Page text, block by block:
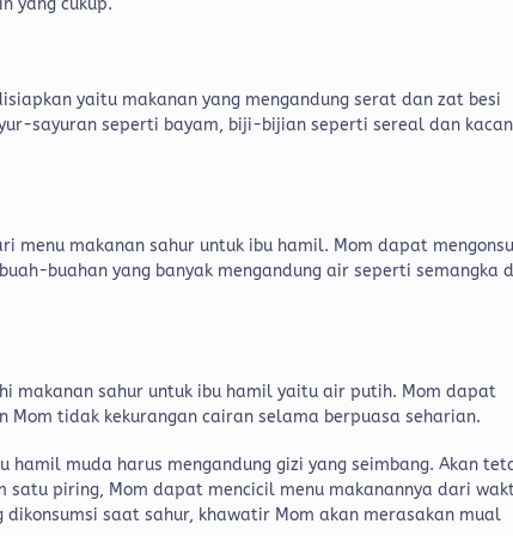
yang cukup.
yaitu makanan yang mengandung serat dan zat besi
sayuran seperti bayam, biji-bijian seperti sereal dan
makanan sahur untuk ibu hamil. Mom dapat
buahan yang banyak mengandung air seperti semangka
makanan sahur untuk ibu hamil yaitu air putih. Mom dapat
tidak kekurangan cairan selama berpuasa seharian.
muda harus mengandung gizi yang seimbang. Akan
satu piring, Mom dapat mencicil menu makanannya dari
saat sahur, khawatir Mom akan merasakan mual